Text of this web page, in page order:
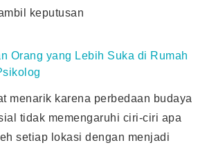
keputusan
Orang yang Lebih Suka di Rumah
menarik karena perbedaan budaya
tidak memengaruhi ciri-ciri apa
setiap lokasi dengan menjadi